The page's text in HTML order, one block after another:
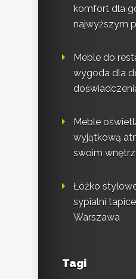
komfort dla
najwyższym
Meble do
wygoda dla
Meble
wyjątkową
swoim
Łóżko
sypialni
Warszawa
Tagi